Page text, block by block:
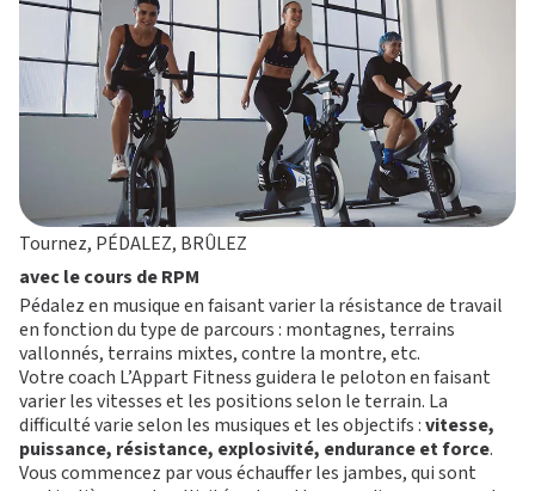
Tournez, PÉDALEZ, BRÛLEZ
avec le cours de RPM
Pédalez en musique en faisant varier la résistance de travail
en fonction du type de parcours : montagnes, terrains
vallonnés, terrains mixtes, contre la montre, etc.
Votre coach L’Appart Fitness guidera le peloton en faisant
varier les vitesses et les positions selon le terrain. La
difficulté varie selon les musiques et les objectifs :vitesse,
puissance, résistance, explosivité, endurance et force.
Vous commencez par vous échauffer les jambes, qui sont